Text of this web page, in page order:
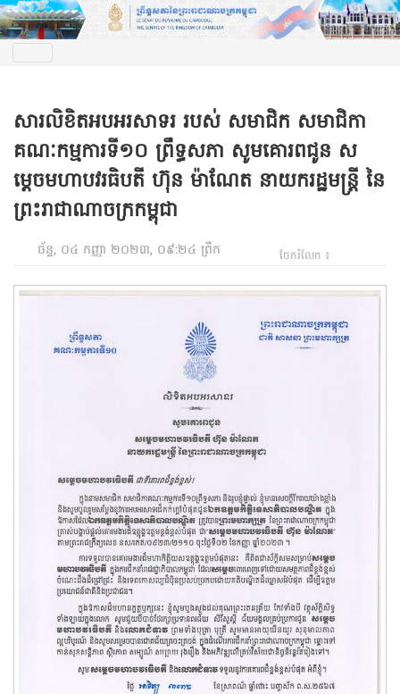
សារលិខិតអបអរសាទរ របស់ សមាជិក សមាជិកា
គណៈកម្មការទី១០ ព្រឹទ្ធសភា សូមគោរពជូន ស
ម្តេចមហាបវរធិបតី ហ៊ុន ម៉ាណែត នាយករដ្ឋមន្ត្រី នៃ
ព្រះរាជាណាចក្រកម្ពុជា
ច័ន្ទ, ០៤ កញ្ញា ២០២៣, ០៩:២៤ ព្រឹក ចែករំលែក ៖